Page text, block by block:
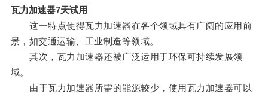
瓦力加速器7天试用
这一特点使得瓦力加速器在各个领域具有广阔的应用前
景，如交通运输、工业制造等领域。
其次，瓦力加速器还被广泛运用于环保可持续发展领
域。
由于瓦力加速器所需的能源较少，使用瓦力加速器可以